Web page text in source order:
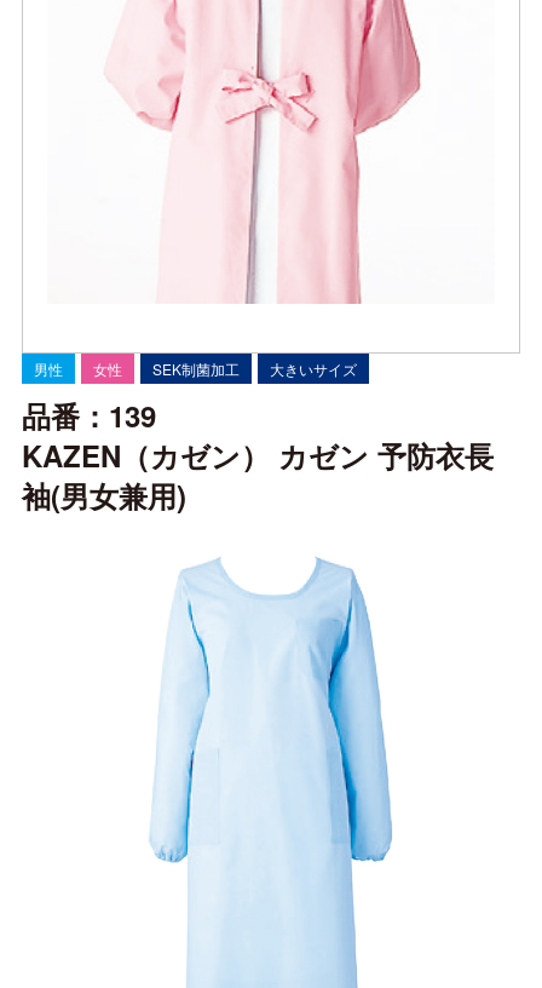
男性 女性 SEK制菌加工 大きいサイズ
品番：139
KAZEN（カゼン） カゼン 予防衣長
袖(男女兼用)